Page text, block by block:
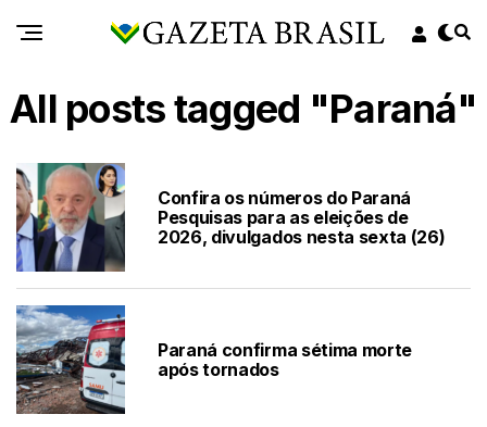
All posts tagged "Paraná"
Confira os números do Paraná
Pesquisas para as eleições de
2026, divulgados nesta sexta (26)
Paraná confirma sétima morte
após tornados